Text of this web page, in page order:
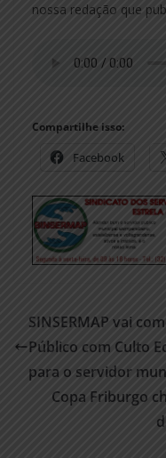
nossa redação que
Compartilhe isso:
Facebook
SINSERMAP vai
Público com Culto
para o servidor
Copa Friburgo